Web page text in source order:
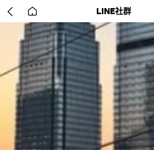
back
to
home
LINE社群